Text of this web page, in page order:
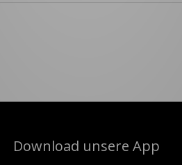
Download unsere App